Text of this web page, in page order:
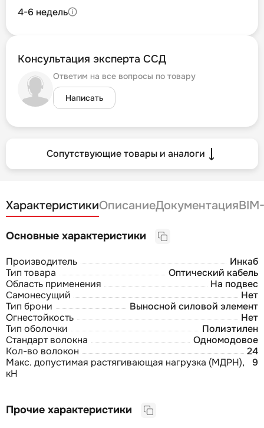
4-6 недель
Консультация эксперта ССД
Ответим на все вопросы по товару
Написать
Сопутствующие товары и аналоги
ХарактеристикиОписаниеДокументация
Основные характеристики
Производитель
Инкаб
Тип товара
Оптический кабель
Область применения
На подвес
Самонесущий
Нет
Тип брони
Выносной силовой элемент
Огнестойкость
Нет
Тип оболочки
Полиэтилен
Стандарт волокна
Одномодовое
Кол-во волокон
24
Макс. допустимая растягивающая нагрузка (МДРН),
кН
9
Прочие характеристики